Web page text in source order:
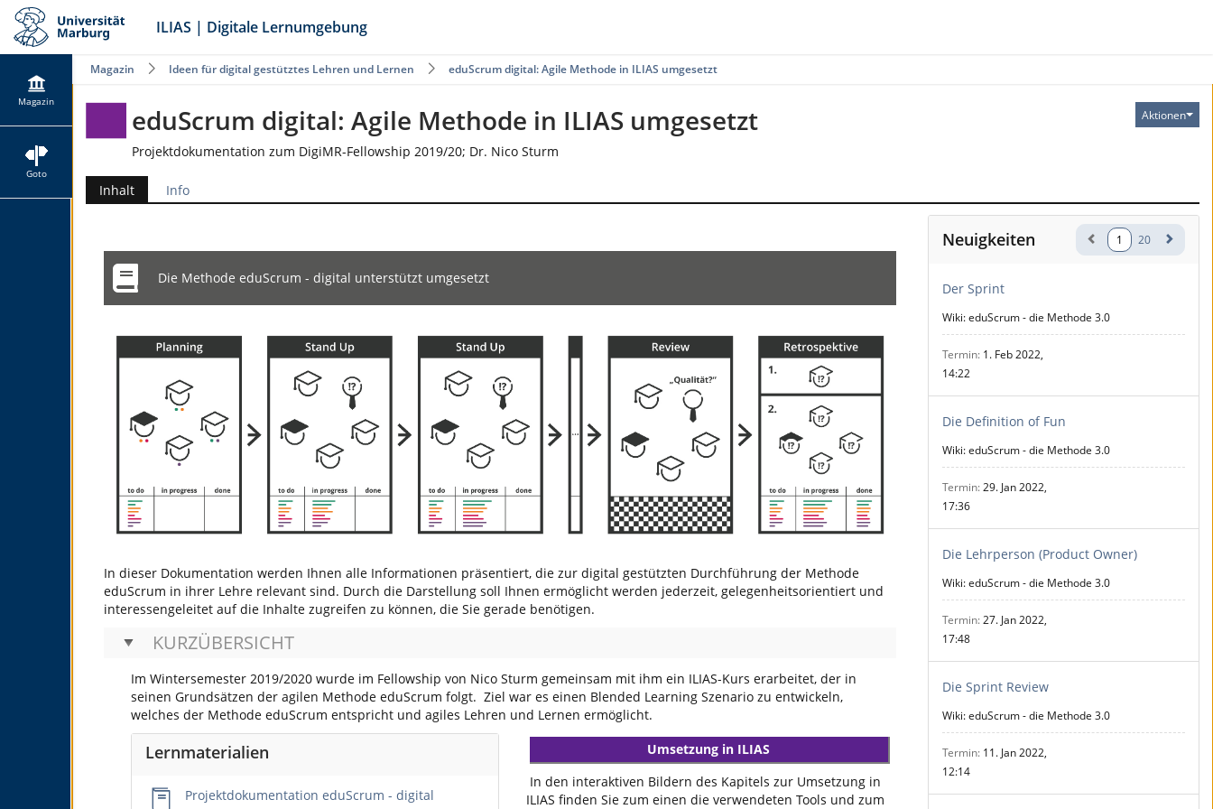
ILIAS | Digitale Lernumgebung
Magazin
Goto
Magazin Ideen für digital gestütztes Lehren und Lernen eduScrum digital: Agile Methode in ILIAS umgesetzt
Aktionen
eduScrum digital: Agile Methode in ILIAS umgesetzt
Projektdokumentation zum DigiMR-Fellowship 2019/20; Dr. Nico Sturm
Inhalt Info
Die Methode eduScrum - digital unterstützt umgesetzt
In dieser Dokumentation werden Ihnen alle Informationen präsentiert, die zur digital gestützten Durchführung der Methode
eduScrum in ihrer Lehre relevant sind. Durch die Darstellung soll Ihnen ermöglicht werden jederzeit, gelegenheitsorientiert und
interessengeleitet auf die Inhalte zugreifen zu können, die Sie gerade benötigen.
KURZÜBERSICHT
Im Wintersemester 2019/2020 wurde im Fellowship von Nico Sturm gemeinsam mit ihm ein ILIAS-Kurs erarbeitet, der in
seinen Grundsätzen der agilen Methode eduScrum folgt. Ziel war es einen Blended Learning Szenario zu entwickeln,
welches der Methode eduScrum entspricht und agiles Lehren und Lernen ermöglicht.
Lernmaterialien
Projektdokumentation eduScrum - digital
Umsetzung in ILIAS
In den interaktiven Bildern des Kapitels zur Umsetzung in
ILIAS finden Sie zum einen die verwendeten Tools und zum
Neuigkeiten 1 20
Der Sprint
Wiki: eduScrum - die Methode 3.0
Termin 1. Feb 2022,
14:22
Die Definition of Fun
Wiki: eduScrum - die Methode 3.0
Termin 29. Jan 2022,
17:36
Die Lehrperson (Product Owner)
Wiki: eduScrum - die Methode 3.0
Termin 27. Jan 2022,
17:48
Die Sprint Review
Wiki: eduScrum - die Methode 3.0
Termin 11. Jan 2022,
12:14